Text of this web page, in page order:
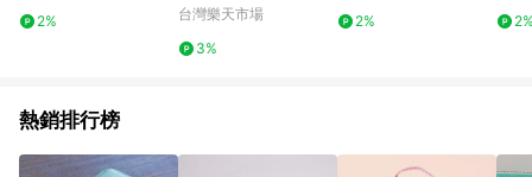
2%
(A4) (100入) (厚度0.0
【APP滿額下單10%點
台灣樂天市場
3%
2%
熱銷排行榜